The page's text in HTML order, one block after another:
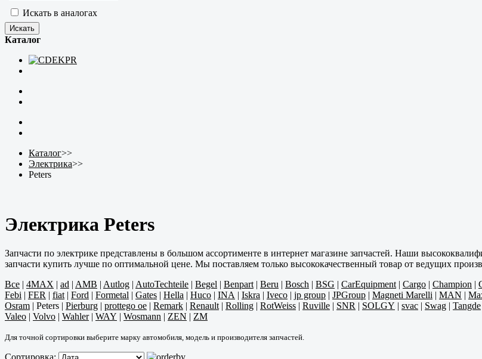
Искать в аналогах
Каталог
Каталог>>
Электрика>>
Peters
Электрика Peters
Запчасти по электрике представлены в большом ассортименте в интернет магазине запчастей. Наши
запчасти купить лучше по оптимальной цене. Мы поставляем только высококачественный товар от ведущих
Все | 4MAX | ad | AMB | Autlog | AutoTechteile | Begel | Benpart | Beru | Bosch | BSG | CarEquipment | Cargo | Champion |
Febi | FER | fiat | Ford | Formetal | Gates | Hella | Huco | INA | Iskra | Iveco | jp group | JPGroup | Magneti Marelli | MAN |
Osram | Peters | Pierburg | prottego oe | Remark | Renault | Rolling | RotWeiss | Ruville | SNR | SOLGY | svac | Swag | Tangde
Valeo | Volvo | Wahler| WAY | Wosmann | ZEN | ZM
Для точной сортировки выберите марку автомобиля, модель и производителя запчастей.